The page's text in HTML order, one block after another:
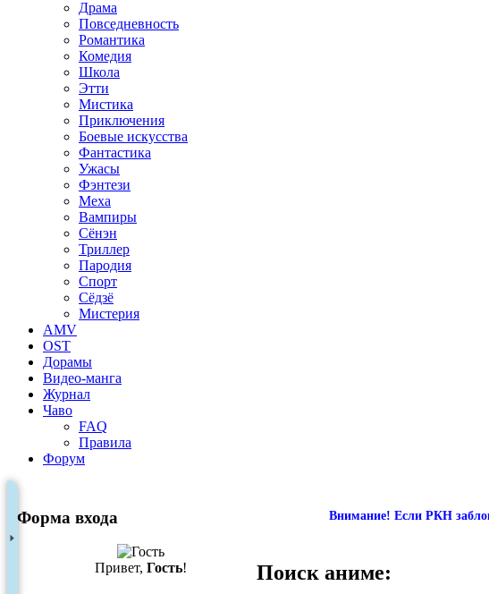
Драма
Повседневность
Романтика
Комедия
Школа
Этти
Мистика
Приключения
Боевые искусства
Фантастика
Ужасы
Фэнтези
Меха
Вампиры
Сёнэн
Триллер
Пародия
Спорт
Сёдзё
Мистерия
AMV
OST
Дорамы
Видео-манга
Журнал
Чаво
FAQ
Правила
Форум
Форма входа
Привет, Гость!
Внимание! Если РКН
Поиск аниме: